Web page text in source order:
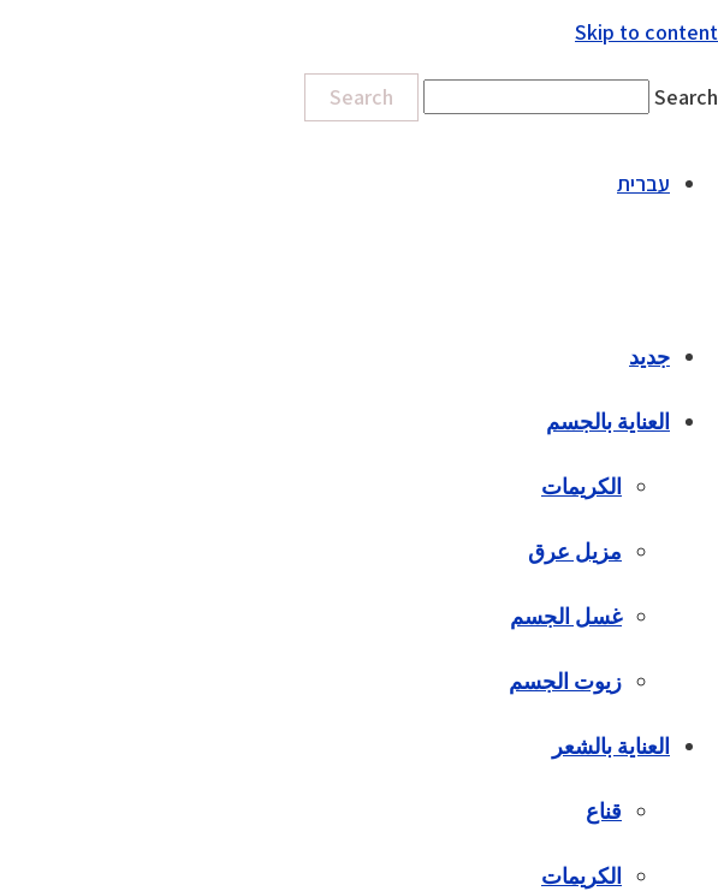
Skip to content
Search
Search
עברית
جديد
العناية بالجسم
الكريمات
مزيل عرق
غسل الجسم
زيوت الجسم
العناية بالشعر
قناع
الكريمات